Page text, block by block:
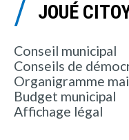
JOUÉ
Conseil municipal
Conseils de
Organigramme
Budget municipal
Affichage légal